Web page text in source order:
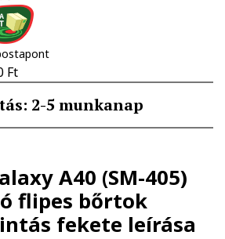
Ft
2-5 munkanap
A40 (SM-405)
flipes bőrtok
fekete leírása